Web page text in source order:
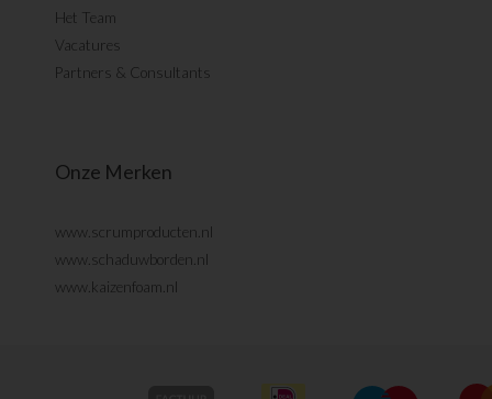
Het Team
Vacatures
Partners & Consultants
Onze Merken
www.scrumproducten.nl
www.schaduwborden.nl
www.kaizenfoam.nl